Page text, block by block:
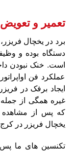
تعمیر و
برد در یخچال
دستگاه بوده و
است. خنک نبودن
عملکرد فن
ایجاد برفک در
غیره همگی از
که پس‌ از مشاهده
یخچال فریزر در
تکنسین های ما